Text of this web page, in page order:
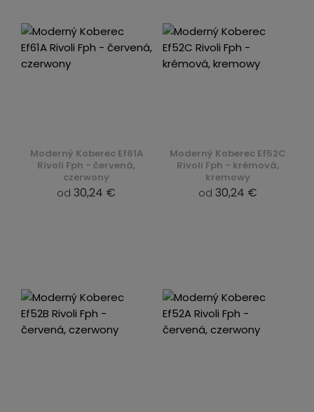
Moderný Koberec Ef61A
Rivoli Fph - červená,
czerwony
od 30,24 €
Moderný Koberec Ef52C
Rivoli Fph - krémová,
kremowy
od 30,24 €